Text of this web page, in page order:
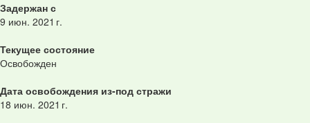
Задержан с
9 июн. 2021 г.
Текущее состояние
Освобожден
Дата освобождения из-под стражи
18 июн. 2021 г.